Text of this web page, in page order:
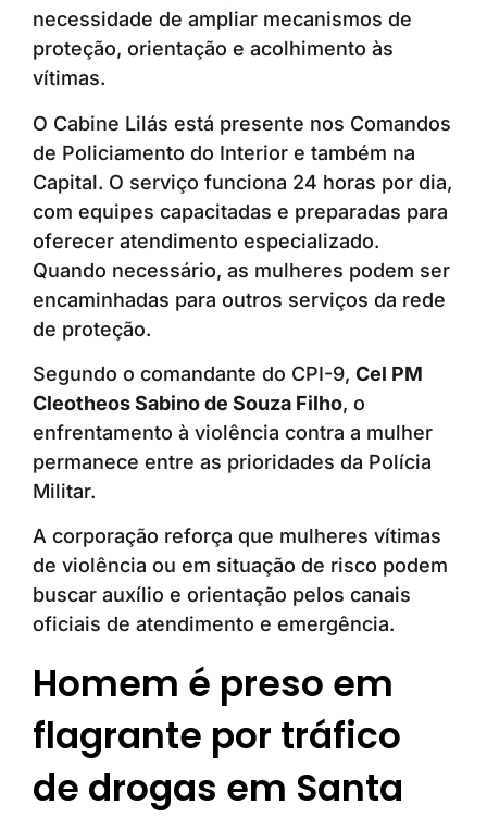
necessidade de ampliar mecanismos de
proteção, orientação e acolhimento às
vítimas.
O Cabine Lilás está presente nos Comandos
de Policiamento do Interior e também na
Capital. O serviço funciona 24 horas por dia,
com equipes capacitadas e preparadas para
oferecer atendimento especializado.
Quando necessário, as mulheres podem ser
encaminhadas para outros serviços da rede
de proteção.
Segundo o comandante do CPI-9, Cel PM
Cleotheos Sabino de Souza Filho, o
enfrentamento à violência contra a mulher
permanece entre as prioridades da Polícia
Militar.
A corporação reforça que mulheres vítimas
de violência ou em situação de risco podem
buscar auxílio e orientação pelos canais
oficiais de atendimento e emergência.
Homem é preso em
flagrante por tráfico
de drogas em Santa